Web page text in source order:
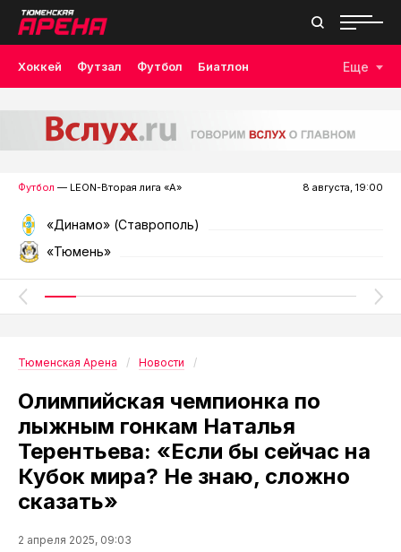
Хоккей Футзал Футбол Биатлон Еще
Футбол — LEON-Вторая лига «А» 8 августа, 19:00
«Динамо» (Ставрополь)
«Тюмень»
Тюменская Арена Новости
Олимпийская чемпионка по
лыжным гонкам Наталья
Терентьева: «Если бы сейчас на
Кубок мира? Не знаю, сложно
сказать»
2 апреля 2025, 09:03